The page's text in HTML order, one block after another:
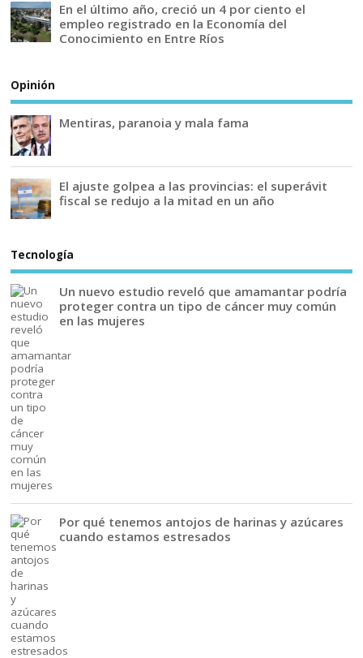
En el último año, creció un 4 por ciento el
empleo registrado en la Economía del
Conocimiento en Entre Ríos
Opinión
Mentiras, paranoia y mala fama
El ajuste golpea a las provincias: el superávit
fiscal se redujo a la mitad en un año
Tecnología
Un nuevo estudio reveló que amamantar podría
proteger contra un tipo de cáncer muy común
en las mujeres
Por qué tenemos antojos de harinas y azúcares
cuando estamos estresados